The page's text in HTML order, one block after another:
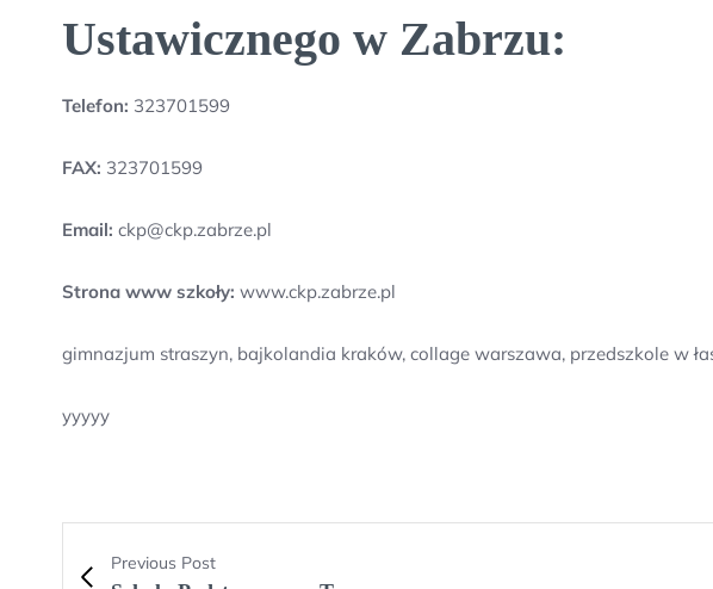
Ustawicznego w Zabrzu:
Telefon: 323701599
FAX: 323701599
Email: ckp@ckp.zabrze.pl
Strona www szkoły: www.ckp.zabrze.pl
gimnazjum straszyn, bajkolandia kraków, collage warszawa, przedszkole w
yyyyy
Previous Post